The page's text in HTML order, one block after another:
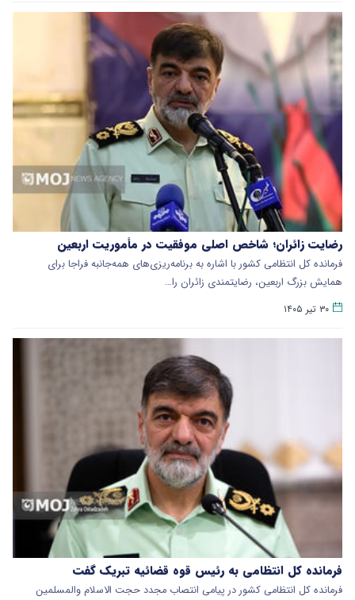
رضایت زائران؛ شاخص اصلی موفقیت در مأموریت اربعین
فرمانده کل انتظامی کشور با اشاره به برنامه‌ریزی‌های همه‌جانبه فراجا برای
همایش بزرگ اربعین، رضایتمندی زائران را…
۳۰ تیر ۱۴۰۵
فرمانده کل انتظامی به رئیس قوه قضائیه تبریک گفت
فرمانده کل انتظامی کشور در پیامی انتصاب مجدد حجت الاسلام والمسلمین